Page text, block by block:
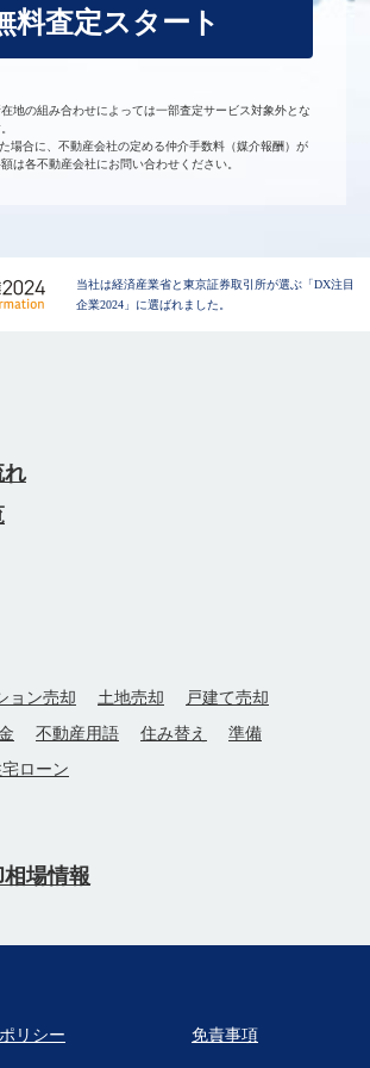
料査定スタート
地の組み合わせによっては一部査定サービス対象外とな
場合に、不動産会社の定める仲介手数料（媒介報酬）が
は各不動産会社にお問い合わせください。
当社は経済産業省と東京証券取引所が選ぶ「DX注目
企業2024」に選ばれました。
れ
ョン売却 土地売却
戸建て売却
不動産用語 住み替え
準備
ローン
場情報
リシー 免責事項